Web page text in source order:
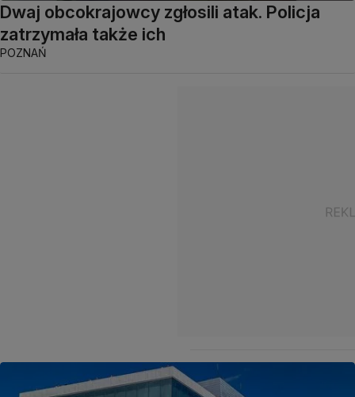
Dwaj obcokrajowcy zgłosili atak. Policja
zatrzymała także ich
POZNAŃ